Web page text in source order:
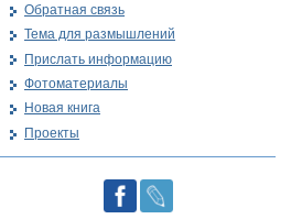
Обратная связь
Тема для размышлений
Прислать информацию
Фотоматериалы
Новая книга
Проекты